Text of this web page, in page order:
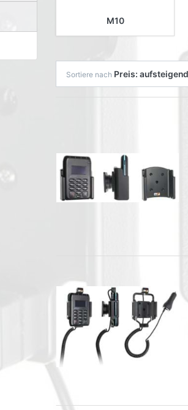
M10
Sortiere nach Preis: aufsteigend